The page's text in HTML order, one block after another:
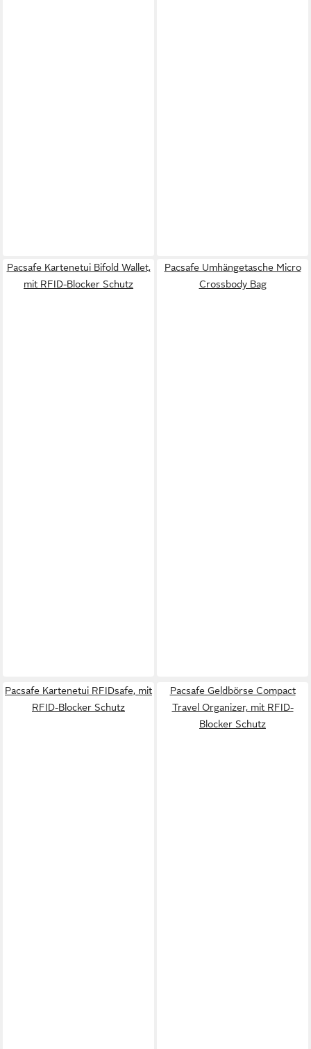
Pacsafe Kartenetui Bifold Wallet,
mit RFID-Blocker Schutz
Pacsafe Umhängetasche Micro
Crossbody Bag
Pacsafe Kartenetui RFIDsafe, mit
RFID-Blocker Schutz
Pacsafe Geldbörse Compact
Travel Organizer, mit RFID-
Blocker Schutz